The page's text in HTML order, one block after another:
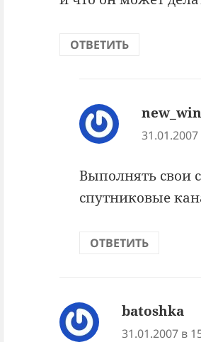
ОТВЕТИТЬ
Выполнять свои
спутниковые
ОТВЕТИТЬ
batoshka
31.01.2007 в